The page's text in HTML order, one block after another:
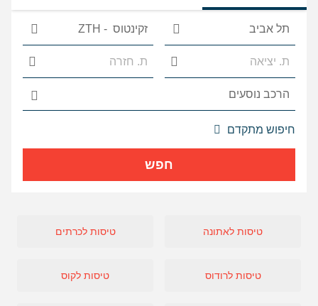
חפש
חיפוש מתקדם
אפשרויות
הנוספות
טיסות לאתונה טיסות לכרתים
טיסות לרודוס טיסות לקוס